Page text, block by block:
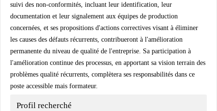
suivi des non-conformités, incluant leur identification, leur
documentation et leur signalement aux équipes de production
concernées, et ses propositions d'actions correctives visant à éliminer
les causes des défauts récurrents, contribueront à l'amélioration
permanente du niveau de qualité de l'entreprise. Sa participation à
l'amélioration continue des processus, en apportant sa vision terrain des
problèmes qualité récurrents, complètera ses responsabilités dans ce
poste accessible mais formateur.
Profil recherché